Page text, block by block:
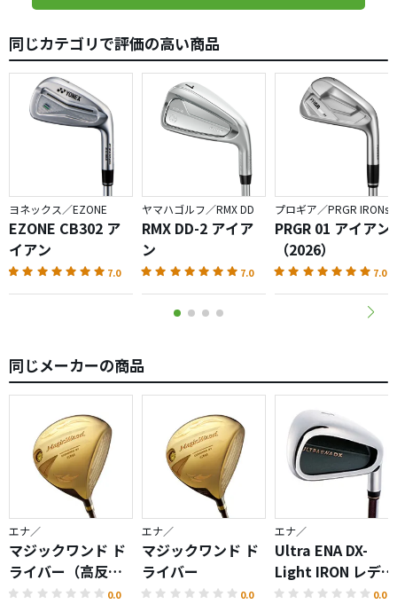
同じカテゴリで評価の高い商品
ヨネックス／EZONE
EZONE CB302 ア
イアン
7.0
ヤマハゴルフ／RMX DD
RMX DD-2 アイア
ン
7.0
プロギア／PRGR IRONs
PRGR 01 アイアン
（2026）
7.0
同じメーカーの商品
エナ／
マジックワンド ド
ライバー（高反
発）
0.0
エナ／
マジックワンド ド
ライバー
0.0
エナ／
Ultra ENA DX-
Light IRON レディ
ス
0.0